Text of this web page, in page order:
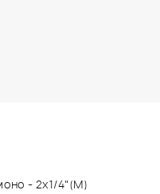
- 2x1/4"(M)